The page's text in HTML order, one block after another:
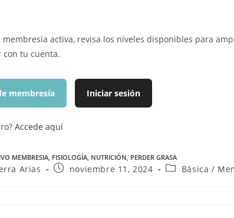
membresía activa, revisa los niveles disponibles para
con tu cuenta.
membresía Iniciar sesión
Accede aquí
MEMBRESIA, FISIOLOGÍA, NUTRICIÓN, PERDER GRASA
Arias noviembre 11, 2024 Básica /